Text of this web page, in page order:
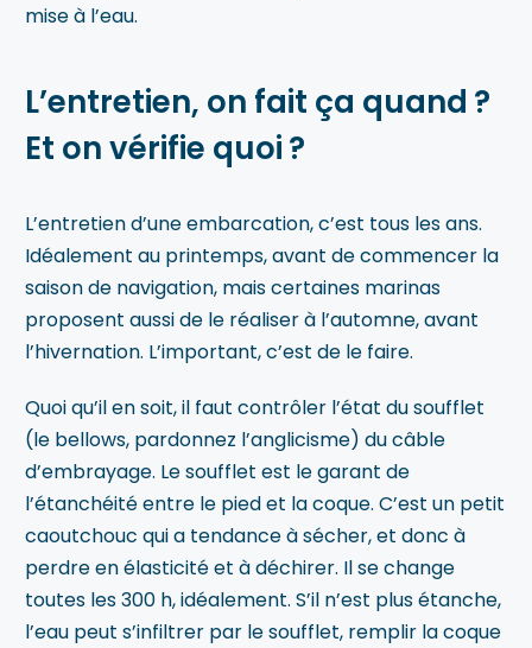
mise à l’eau.
L’entretien, on fait ça quand ?
Et on vérifie quoi ?
L’entretien d’une embarcation, c’est tous les ans.
Idéalement au printemps, avant de commencer la
saison de navigation, mais certaines marinas
proposent aussi de le réaliser à l’automne, avant
l’hivernation. L’important, c’est de le faire.
Quoi qu’il en soit, il faut contrôler l’état du soufflet
(le bellows, pardonnez l’anglicisme) du câble
d’embrayage. Le soufflet est le garant de
l’étanchéité entre le pied et la coque. C’est un petit
caoutchouc qui a tendance à sécher, et donc à
perdre en élasticité et à déchirer. Il se change
toutes les 300 h, idéalement. S’il n’est plus étanche,
l’eau peut s’infiltrer par le soufflet, remplir la coque